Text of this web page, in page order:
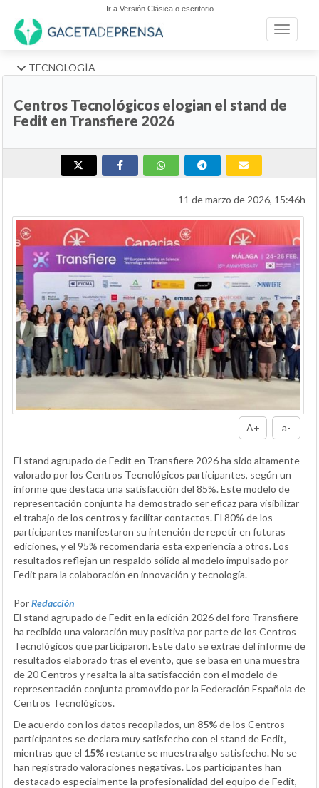
Ir a Versión Clásica o escritorio
Toggle
TECNOLOGÍA
Centros Tecnológicos elogian el stand de
Fedit en Transfiere 2026
11 de marzo de 2026, 15:46h
A+ a-
El stand agrupado de Fedit en Transfiere 2026 ha sido altamente
valorado por los Centros Tecnológicos participantes, según un
informe que destaca una satisfacción del 85%. Este modelo de
representación conjunta ha demostrado ser eficaz para visibilizar
el trabajo de los centros y facilitar contactos. El 80% de los
participantes manifestaron su intención de repetir en futuras
ediciones, y el 95% recomendaría esta experiencia a otros. Los
resultados reflejan un respaldo sólido al modelo impulsado por
Fedit para la colaboración en innovación y tecnología.
PorRedacción
El stand agrupado de Fedit en la edición 2026 del foro Transfiere
ha recibido una valoración muy positiva por parte de los Centros
Tecnológicos que participaron. Este dato se extrae del informe de
resultados elaborado tras el evento, que se basa en una muestra
de 20 Centros y resalta la alta satisfacción con el modelo de
representación conjunta promovido por la Federación Española de
Centros Tecnológicos.
De acuerdo con los datos recopilados, un 85%de los Centros
participantes se declara muy satisfecho con el stand de Fedit,
mientras que el 15%restante se muestra algo satisfecho. No se
han registrado valoraciones negativas. Los participantes han
destacado especialmente la profesionalidad del equipo de Fedit,